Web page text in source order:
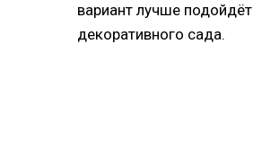
вариант лучше
декоративного сада.